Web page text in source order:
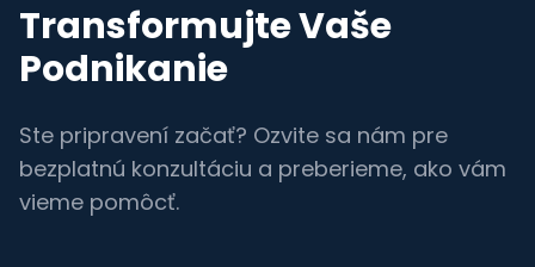
Transformujte Vaše
Podnikanie
Ste pripravení začať? Ozvite sa nám pre
bezplatnú konzultáciu a preberieme, ako vám
vieme pomôcť.